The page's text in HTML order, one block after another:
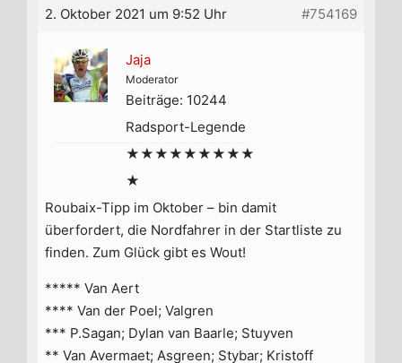
2. Oktober 2021 um 9:52 Uhr #754169
Jaja
Moderator
Beiträge: 10244
Radsport-Legende
★★★★★★★★★
★
Roubaix-Tipp im Oktober – bin damit
überfordert, die Nordfahrer in der Startliste zu
finden. Zum Glück gibt es Wout!
***** Van Aert
**** Van der Poel; Valgren
*** P.Sagan; Dylan van Baarle; Stuyven
** Van Avermaet; Asgreen; Stybar; Kristoff